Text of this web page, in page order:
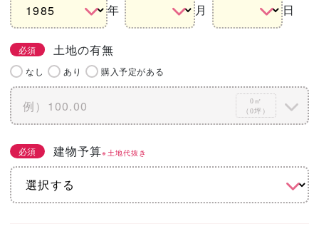
年 月 日
必須 土地の有無
なし あり 購入予定がある
0㎡
（0坪）
必須 建物予算※土地代抜き